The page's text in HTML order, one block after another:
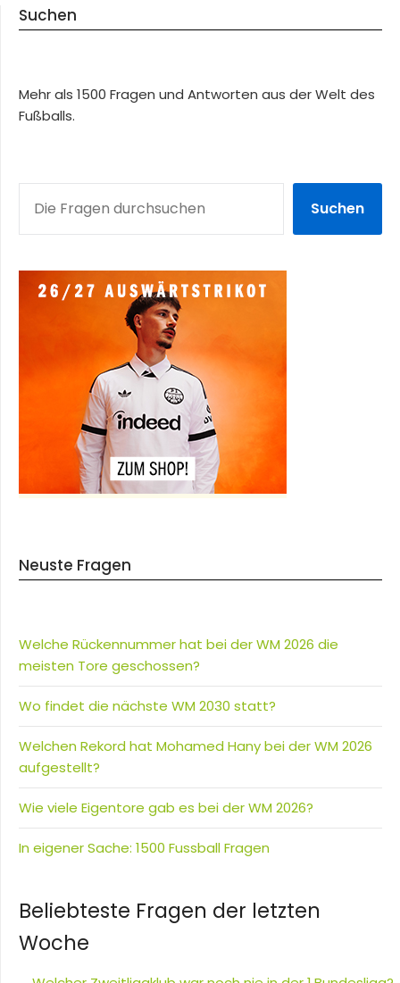
Suchen
Mehr als 1500 Fragen und Antworten aus der Welt des
Fußballs.
Suchen
Neuste Fragen
Welche Rückennummer hat bei der WM 2026 die
meisten Tore geschossen?
Wo findet die nächste WM 2030 statt?
Welchen Rekord hat Mohamed Hany bei der WM 2026
aufgestellt?
Wie viele Eigentore gab es bei der WM 2026?
In eigener Sache: 1500 Fussball Fragen
Beliebteste Fragen der letzten
Woche